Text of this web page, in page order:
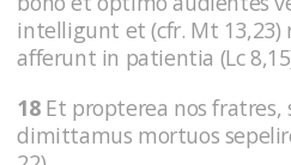
intelligunt et (cfr. Mt
afferunt in patientia (Lc
18Et propterea nos fratres,
dimittamus mortuos